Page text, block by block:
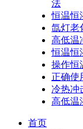
法
恒温恒
氙灯老
高低温
恒温恒
操作恒
正确使
冷热冲
高低温
首页